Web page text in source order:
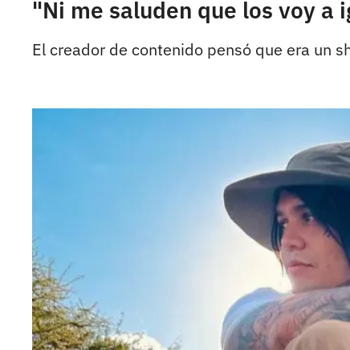
"Ni me saluden que los voy a
El creador de contenido pensó que era un